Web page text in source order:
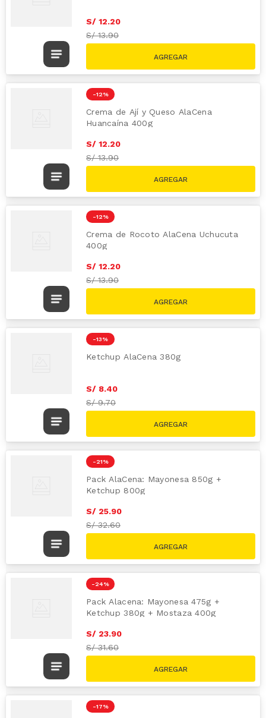
S/ 12.20
S/13.90
-12 %
Crema de Ají y Queso AlaCena
Huancaína 400g
S/ 12.20
S/13.90
-12 %
Crema de Rocoto AlaCena Uchucuta
400g
S/ 12.20
S/13.90
-13 %
Ketchup AlaCena 380g
S/ 8.40
S/9.70
-21 %
Pack AlaCena: Mayonesa 850g +
Ketchup 800g
S/ 25.90
S/32.60
-24 %
Pack Alacena: Mayonesa 475g +
Ketchup 380g + Mostaza 400g
S/ 23.90
S/31.60
-17 %